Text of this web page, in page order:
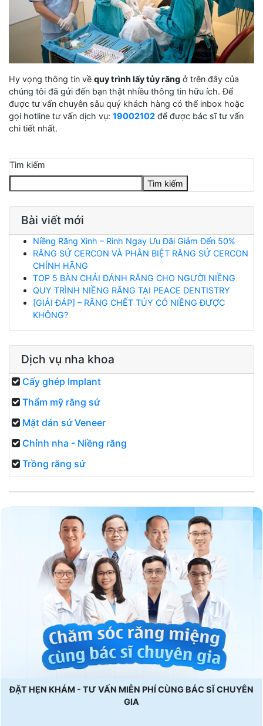
Hy vọng thông tin về quy trình lấy tủy răng ở trên đây của
chúng tôi đã gửi đến bạn thật nhiều thông tin hữu ích. Để
được tư vấn chuyên sâu quý khách hàng có thể inbox hoặc
gọi hotline tư vấn dịch vụ: 19002102 để được bác sĩ tư vấn
chi tiết nhất.
Tìm kiếm
Tìm kiếm
Bài viết mới
Niềng Răng Xinh – Rinh Ngay Ưu Đãi Giảm Đến 50%
RĂNG SỨ CERCON VÀ PHÂN BIỆT RĂNG SỨ CERCON
CHÍNH HÃNG
TOP 5 BÀN CHẢI ĐÁNH RĂNG CHO NGƯỜI NIỀNG
QUY TRÌNH NIỀNG RĂNG TẠI PEACE DENTISTRY
[GIẢI ĐÁP] – RĂNG CHẾT TỦY CÓ NIỀNG ĐƯỢC
KHÔNG?
Dịch vụ nha khoa
Cấy ghép Implant
Thẩm mỹ răng sứ
Mặt dán sứ Veneer
Chỉnh nha - Niềng răng
Trồng răng sứ
ĐẶT HẸN KHÁM - TƯ VẤN MIỄN PHÍ CÙNG BÁC SĨ CHUYÊN
GIA